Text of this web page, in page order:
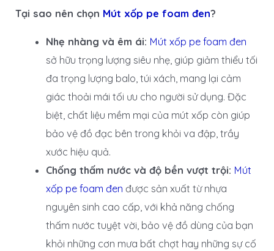
Tại sao nên chọn Mút xốp pe foam đen?
Nhẹ nhàng và êm ái: Mút xốp pe foam đen
sở hữu trọng lượng siêu nhẹ, giúp giảm thiểu tối
đa trọng lượng balo, túi xách, mang lại cảm
giác thoải mái tối ưu cho người sử dụng. Đặc
biệt, chất liệu mềm mại của mút xốp còn giúp
bảo vệ đồ đạc bên trong khỏi va đập, trầy
xước hiệu quả.
Chống thấm nước và độ bền vượt trội: Mút
xốp pe foam đen được sản xuất từ nhựa
nguyên sinh cao cấp, với khả năng chống
thấm nước tuyệt vời, bảo vệ đồ dùng của bạn
khỏi những cơn mưa bất chợt hay những sự cố